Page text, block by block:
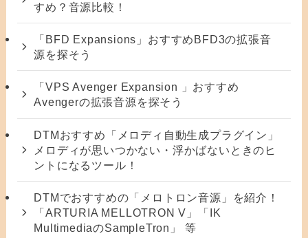
すめ？音源比較！
「BFD Expansions」おすすめBFD3の拡張音
源を探そう
「VPS Avenger Expansion 」おすすめ
Avengerの拡張音源を探そう
DTMおすすめ「メロディ自動生成プラグイン」
メロディが思いつかない・浮かばないときのヒ
ントになるツール！
DTMでおすすめの「メロトロン音源」を紹介！
「ARTURIA MELLOTRON V」「IK
MultimediaのSampleTron」 等